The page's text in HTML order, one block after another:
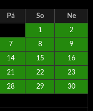
Pá So Ne
1 2
7 8 9
14 15 16
21 22 23
28 29 30